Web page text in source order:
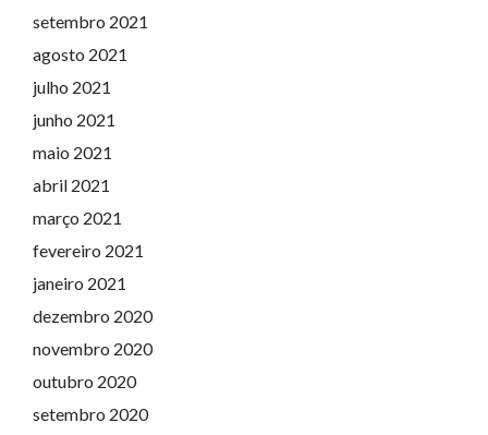
setembro 2021
agosto 2021
julho 2021
junho 2021
maio 2021
abril 2021
março 2021
fevereiro 2021
janeiro 2021
dezembro 2020
novembro 2020
outubro 2020
setembro 2020